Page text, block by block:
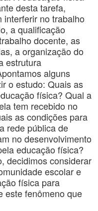
desta tarefa,
interferir no trabalho
a qualificação
docente, as
a organização do
estrutura
alguns
o estudo: Quais as
física? Qual a
tem recebido no
as condições para
rede pública de
no desenvolvimento
educação física?
decidimos considerar
escolar e
física para
este fenômeno que